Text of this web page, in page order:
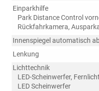
Einparkhilfe
Park Distance Control
Rückfahrkamera,
Innenspiegel automatisch
Lenkung
Lichttechnik
LED-Scheinwerfer,
LED Scheinwerfer